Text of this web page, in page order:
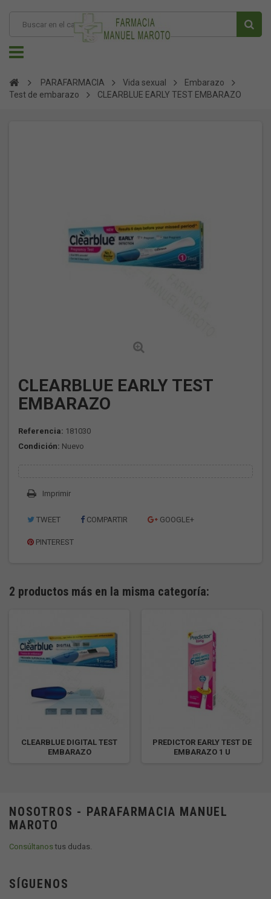
PARAFARMACIA Vida sexual
Embarazo
Test de embarazo
CLEARBLUE EARLY TEST EMBARAZO
CLEARBLUE EARLY TEST
EMBARAZO
Referencia: 181030
Condición: Nuevo
Imprimir
TWEET COMPARTIR GOOGLE+
PINTEREST
2 productos más en la misma categoría:
CLEARBLUE DIGITAL TEST
EMBARAZO
PREDICTOR EARLY TEST DE
EMBARAZO 1 U
NOSOTROS - PARAFARMACIA MANUEL
MAROTO
Consúltanostus dudas.
SÍGUENOS